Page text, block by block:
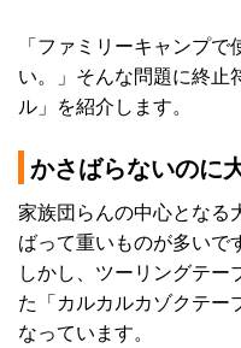
「ファミリーキャンプ
い。」そんな問題に終止
ル」を紹介します。
かさばらないのに
家族団らんの中心となる
ばって重いものが多いで
しかし、ツーリングテ
た「カルカルカゾクテー
なっています。